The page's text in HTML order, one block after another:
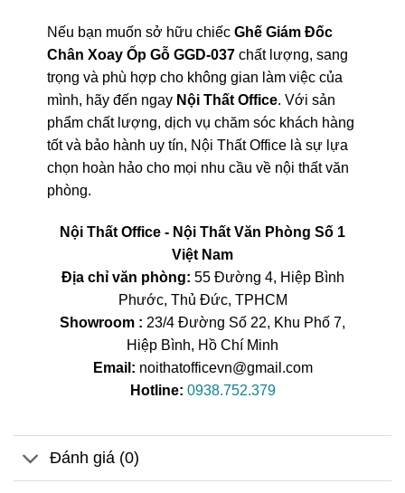
Nếu bạn muốn sở hữu chiếc Ghế Giám Đốc
Chân Xoay Ốp Gỗ GGD-037chất lượng, sang
trọng và phù hợp cho không gian làm việc của
mình, hãy đến ngay Nội Thất Office. Với sản
phẩm chất lượng, dịch vụ chăm sóc khách hàng
tốt và bảo hành uy tín, Nội Thất Office là sự lựa
chọn hoàn hảo cho mọi nhu cầu về nội thất văn
phòng.
Nội Thất Office - Nội Thất Văn Phòng Số 1
Việt Nam
Địa chỉ văn phòng: 55 Đường 4, Hiệp Bình
Phước, Thủ Đức, TPHCM
Showroom : 23/4 Đường Số 22, Khu Phố 7,
Hiệp Bình, Hồ Chí Minh
Email: noithatofficevn@gmail.com
Hotline: 0938.752.379
Đánh giá (0)